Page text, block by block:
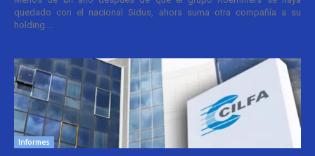
quedado con el nacional Sidus, ahora suma otra compañía a su
holding....
Informes